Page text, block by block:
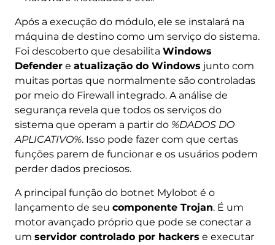
Após a execução do módulo, ele se instalará na
máquina de destino como um serviço do sistema.
Foi descoberto que desabilita Windows
Defendere atualização do Windows junto com
muitas portas que normalmente são controladas
por meio do Firewall integrado. A análise de
segurança revela que todos os serviços do
sistema que operam a partir do %DADOS DO
APLICATIVO%. Isso pode fazer com que certas
funções parem de funcionar e os usuários podem
perder dados preciosos.
A principal função do botnet Mylobot é o
lançamento de seu componente Trojan. É um
motor avançado próprio que pode se conectar a
um servidor controlado por hackers e executar